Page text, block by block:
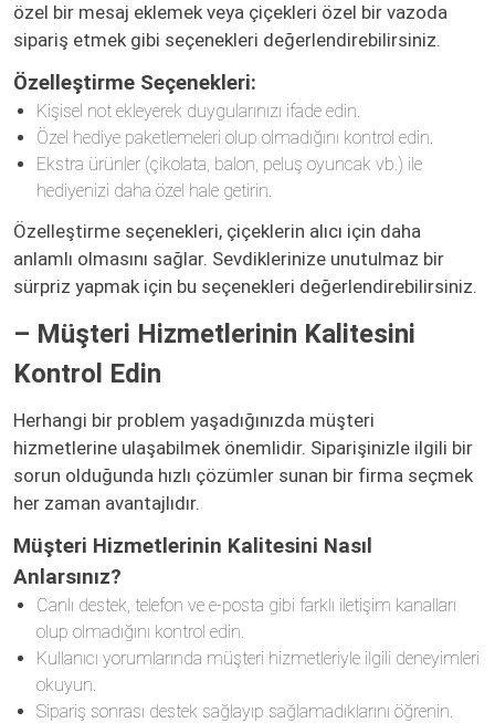
özel bir mesaj eklemek veya çiçekleri özel bir vazoda
sipariş etmek gibi seçenekleri değerlendirebilirsiniz.
Özelleştirme Seçenekleri:
Kişisel not ekleyerek duygularınızı ifade edin.
Özel hediye paketlemeleri olup olmadığını kontrol edin.
Ekstra ürünler (çikolata, balon, peluş oyuncak vb.) ile
hediyenizi daha özel hale getirin.
Özelleştirme seçenekleri, çiçeklerin alıcı için daha
anlamlı olmasını sağlar. Sevdiklerinize unutulmaz bir
sürpriz yapmak için bu seçenekleri değerlendirebilirsiniz.
– Müşteri Hizmetlerinin Kalitesini
Kontrol Edin
Herhangi bir problem yaşadığınızda müşteri
hizmetlerine ulaşabilmek önemlidir. Siparişinizle ilgili bir
sorun olduğunda hızlı çözümler sunan bir firma seçmek
her zaman avantajlıdır.
Müşteri Hizmetlerinin Kalitesini Nasıl
Anlarsınız?
Canlı destek, telefon ve e-posta gibi farklı iletişim kanalları
olup olmadığını kontrol edin.
Kullanıcı yorumlarında müşteri hizmetleriyle ilgili deneyimleri
okuyun.
Sipariş sonrası destek sağlayıp sağlamadıklarını öğrenin.